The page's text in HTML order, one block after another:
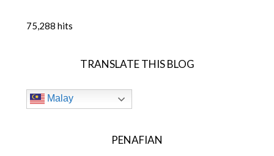
75,288 hits
TRANSLATE THIS BLOG
Malay
PENAFIAN